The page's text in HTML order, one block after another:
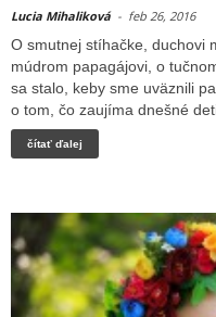
Lucia Mihaliková - feb 26, 2016
O smutnej stíhačke, duchovi
múdrom papagájovi, o
sa stalo, keby sme uväznili
o tom, čo zaujíma dnešné
čítať ďalej